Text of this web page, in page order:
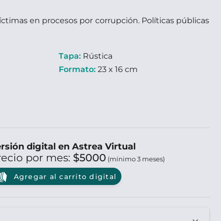
en procesos por corrupción. Políticas públicas
Tapa: Rústica
Formato: 23 x 16 cm
digital en Astrea Virtual
por mes: $5000 (mínimo 3 meses)
Agregar al carrito digital